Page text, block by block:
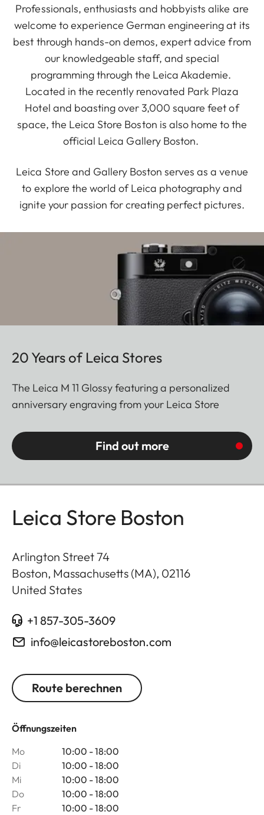
Professionals, enthusiasts and hobbyists alike are
welcome to experience German engineering at its
best through hands-on demos, expert advice from
our knowledgeable staff, and special
programming through the Leica Akademie.
Located in the recently renovated Park Plaza
Hotel and boasting over 3,000 square feet of
space, the Leica Store Boston is also home to the
official Leica Gallery Boston.
Leica Store and Gallery Boston serves as a venue
to explore the world of Leica photography and
ignite your passion for creating perfect pictures.
20 Years of Leica Stores
The Leica M 11 Glossy featuring a personalized
anniversary engraving from your Leica Store
Find out more
Leica Store Boston
Arlington Street 74
Boston, Massachusetts (MA), 02116
United States
+1 857-305-3609
info@leicastoreboston.com
Route berechnen
Öffnungszeiten
Mo
10:00 - 18:00
Di
10:00 - 18:00
Mi
10:00 - 18:00
Do
10:00 - 18:00
Fr
10:00 - 18:00